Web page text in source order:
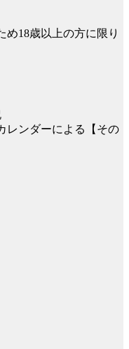
18歳以上の方に限り
ンダーによる【その